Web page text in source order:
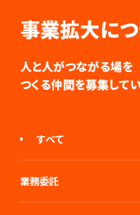
事業拡大に
人と人がつながる場を
つくる仲間を募集して
すべて
業務委託